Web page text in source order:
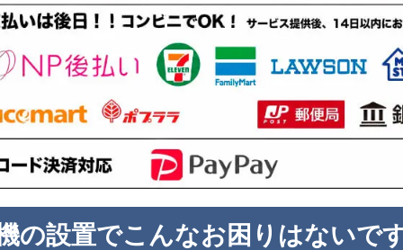
の設置でこんなお困りはないで